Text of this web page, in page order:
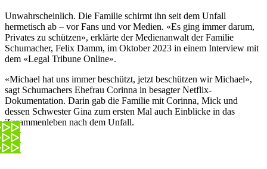
Unwahrscheinlich. Die Familie schirmt ihn seit dem Unfall
hermetisch ab – vor Fans und vor Medien. «Es ging immer darum,
Privates zu schützen», erklärte der Medienanwalt der Familie
Schumacher, Felix Damm, im Oktober 2023 in einem Interview mit
dem «Legal Tribune Online».
«Michael hat uns immer beschützt, jetzt beschützen wir Michael»,
sagt Schumachers Ehefrau Corinna in besagter Netflix-
Dokumentation. Darin gab die Familie mit Corinna, Mick und
dessen Schwester Gina zum ersten Mal auch Einblicke in das
Zusammenleben nach dem Unfall.